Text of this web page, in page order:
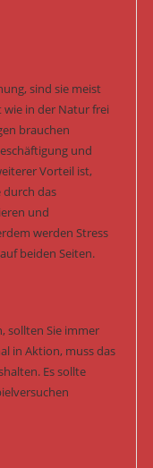
sind sie meist
in der Natur frei
brauchen
und
Vorteil ist,
durch das
und
werden Stress
beiden Seiten.
sollten Sie immer
in Aktion, muss das
Es sollte